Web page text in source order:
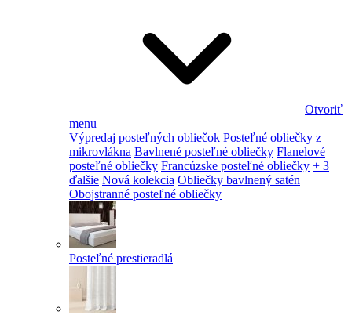
Otvoriť
menu
Výpredaj posteľných obliečok Posteľné obliečky z
mikrovlákna Bavlnené posteľné obliečky Flanelové
posteľné obliečky Francúzske posteľné obliečky + 3
ďalšie Nová kolekcia Obliečky bavlnený satén
Obojstranné posteľné obliečky
Posteľné prestieradlá